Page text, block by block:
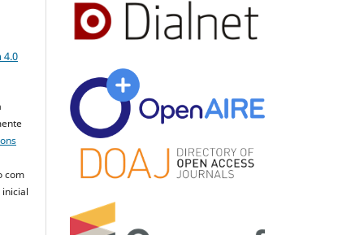
4.0
com